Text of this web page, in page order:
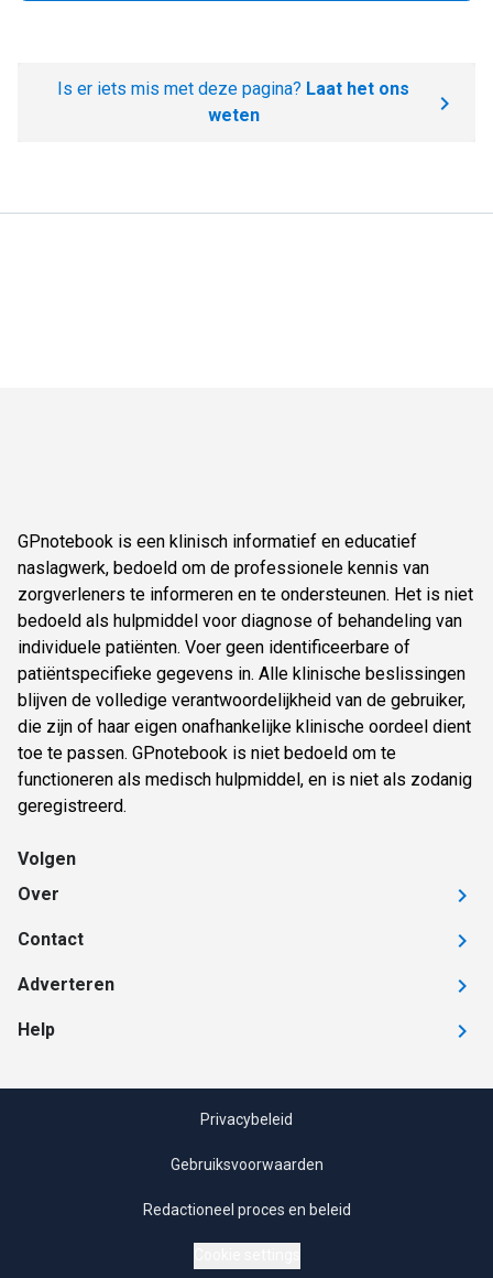
Is er iets mis met deze pagina? Laat het ons
weten
GPnotebook is een klinisch informatief en educatief
naslagwerk, bedoeld om de professionele kennis van
zorgverleners te informeren en te ondersteunen. Het is niet
bedoeld als hulpmiddel voor diagnose of behandeling van
individuele patiënten. Voer geen identificeerbare of
patiëntspecifieke gegevens in. Alle klinische beslissingen
blijven de volledige verantwoordelijkheid van de gebruiker,
die zijn of haar eigen onafhankelijke klinische oordeel dient
toe te passen. GPnotebook is niet bedoeld om te
functioneren als medisch hulpmiddel, en is niet als zodanig
geregistreerd.
Volgen
Over
Contact
Adverteren
Help
Privacybeleid
Gebruiksvoorwaarden
Redactioneel proces en beleid